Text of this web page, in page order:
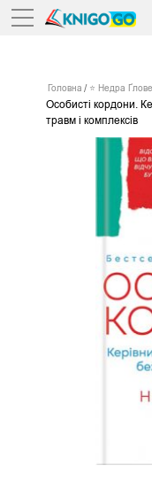
Головна ⭐ Недра
Особисті кордони.
травм і комплексів